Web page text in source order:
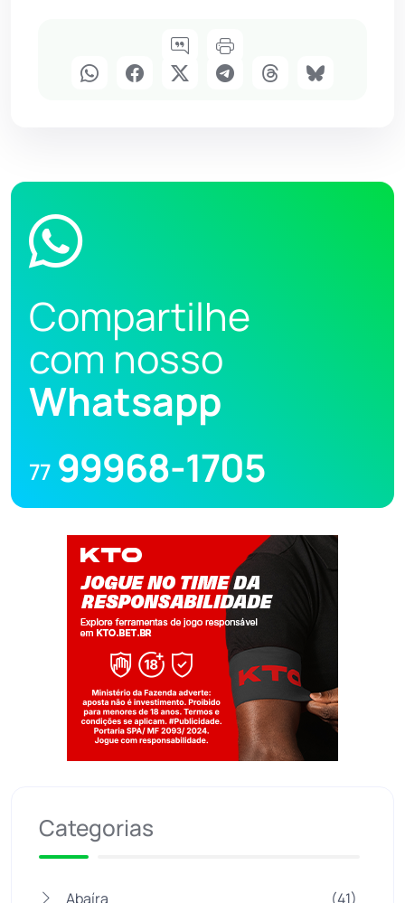
Compartilhe
com nosso
Whatsapp
77 99968-1705
Categorias
Abaíra (41)